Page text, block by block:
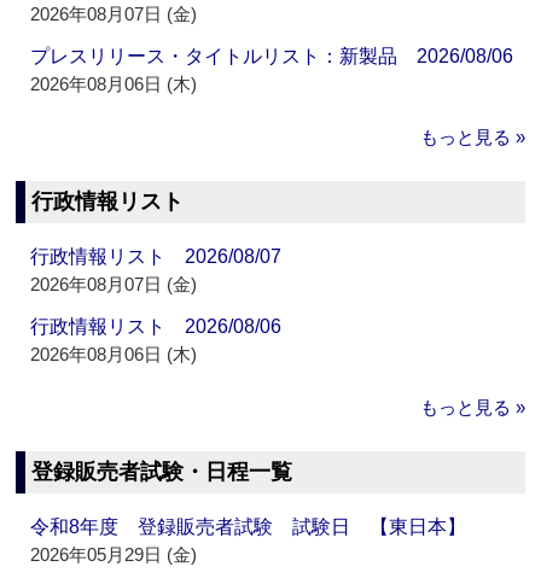
2026年08月07日 (金)
プレスリリース・タイトルリスト：新製品 2026/08/06
2026年08月06日 (木)
もっと見る »
行政情報リスト
行政情報リスト 2026/08/07
2026年08月07日 (金)
行政情報リスト 2026/08/06
2026年08月06日 (木)
もっと見る »
登録販売者試験・日程一覧
令和8年度 登録販売者試験 試験日 【東日本】
2026年05月29日 (金)